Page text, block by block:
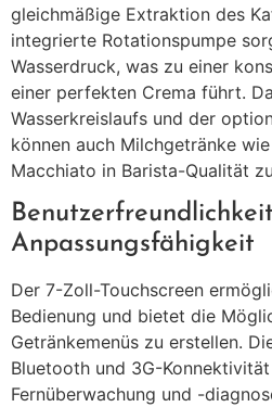
gleichmäßige Extraktion des
integrierte Rotationspumpe
Wasserdruck, was zu einer
einer perfekten Crema führt.
Wasserkreislaufs und der
können auch Milchgetränke
Macchiato in Barista-Qualität
Anpassungsfähigkeit
Der 7-Zoll-Touchscreen
Bedienung und bietet die
Getränkemenüs zu erstellen.
Bluetooth und 3G-
Fernüberwachung und -